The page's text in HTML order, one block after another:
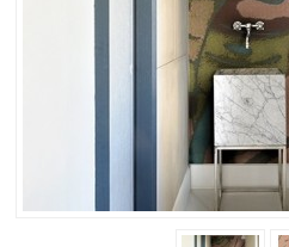
STREFA-PROJEKTANTA
REALIZACJE
KONTAKT